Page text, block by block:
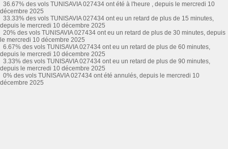
36.67% des vols TUNISAVIA 027434 ont été à l'heure , depuis le mercredi 10
décembre 2025
33.33% des vols TUNISAVIA 027434 ont eu un retard de plus de 15 minutes,
depuis le mercredi 10 décembre 2025
20% des vols TUNISAVIA 027434 ont eu un retard de plus de 30 minutes, depuis
le mercredi 10 décembre 2025
6.67% des vols TUNISAVIA 027434 ont eu un retard de plus de 60 minutes,
depuis le mercredi 10 décembre 2025
3.33% des vols TUNISAVIA 027434 ont eu un retard de plus de 90 minutes,
depuis le mercredi 10 décembre 2025
0% des vols TUNISAVIA 027434 ont été annulés, depuis le mercredi 10
décembre 2025